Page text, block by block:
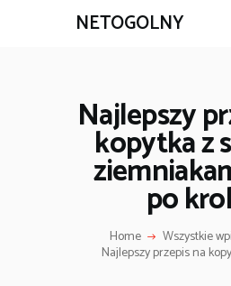
NETOGOLNY
Najlepszy
kopytka z
po
Home Wszystkie
Najlepszy przepis na